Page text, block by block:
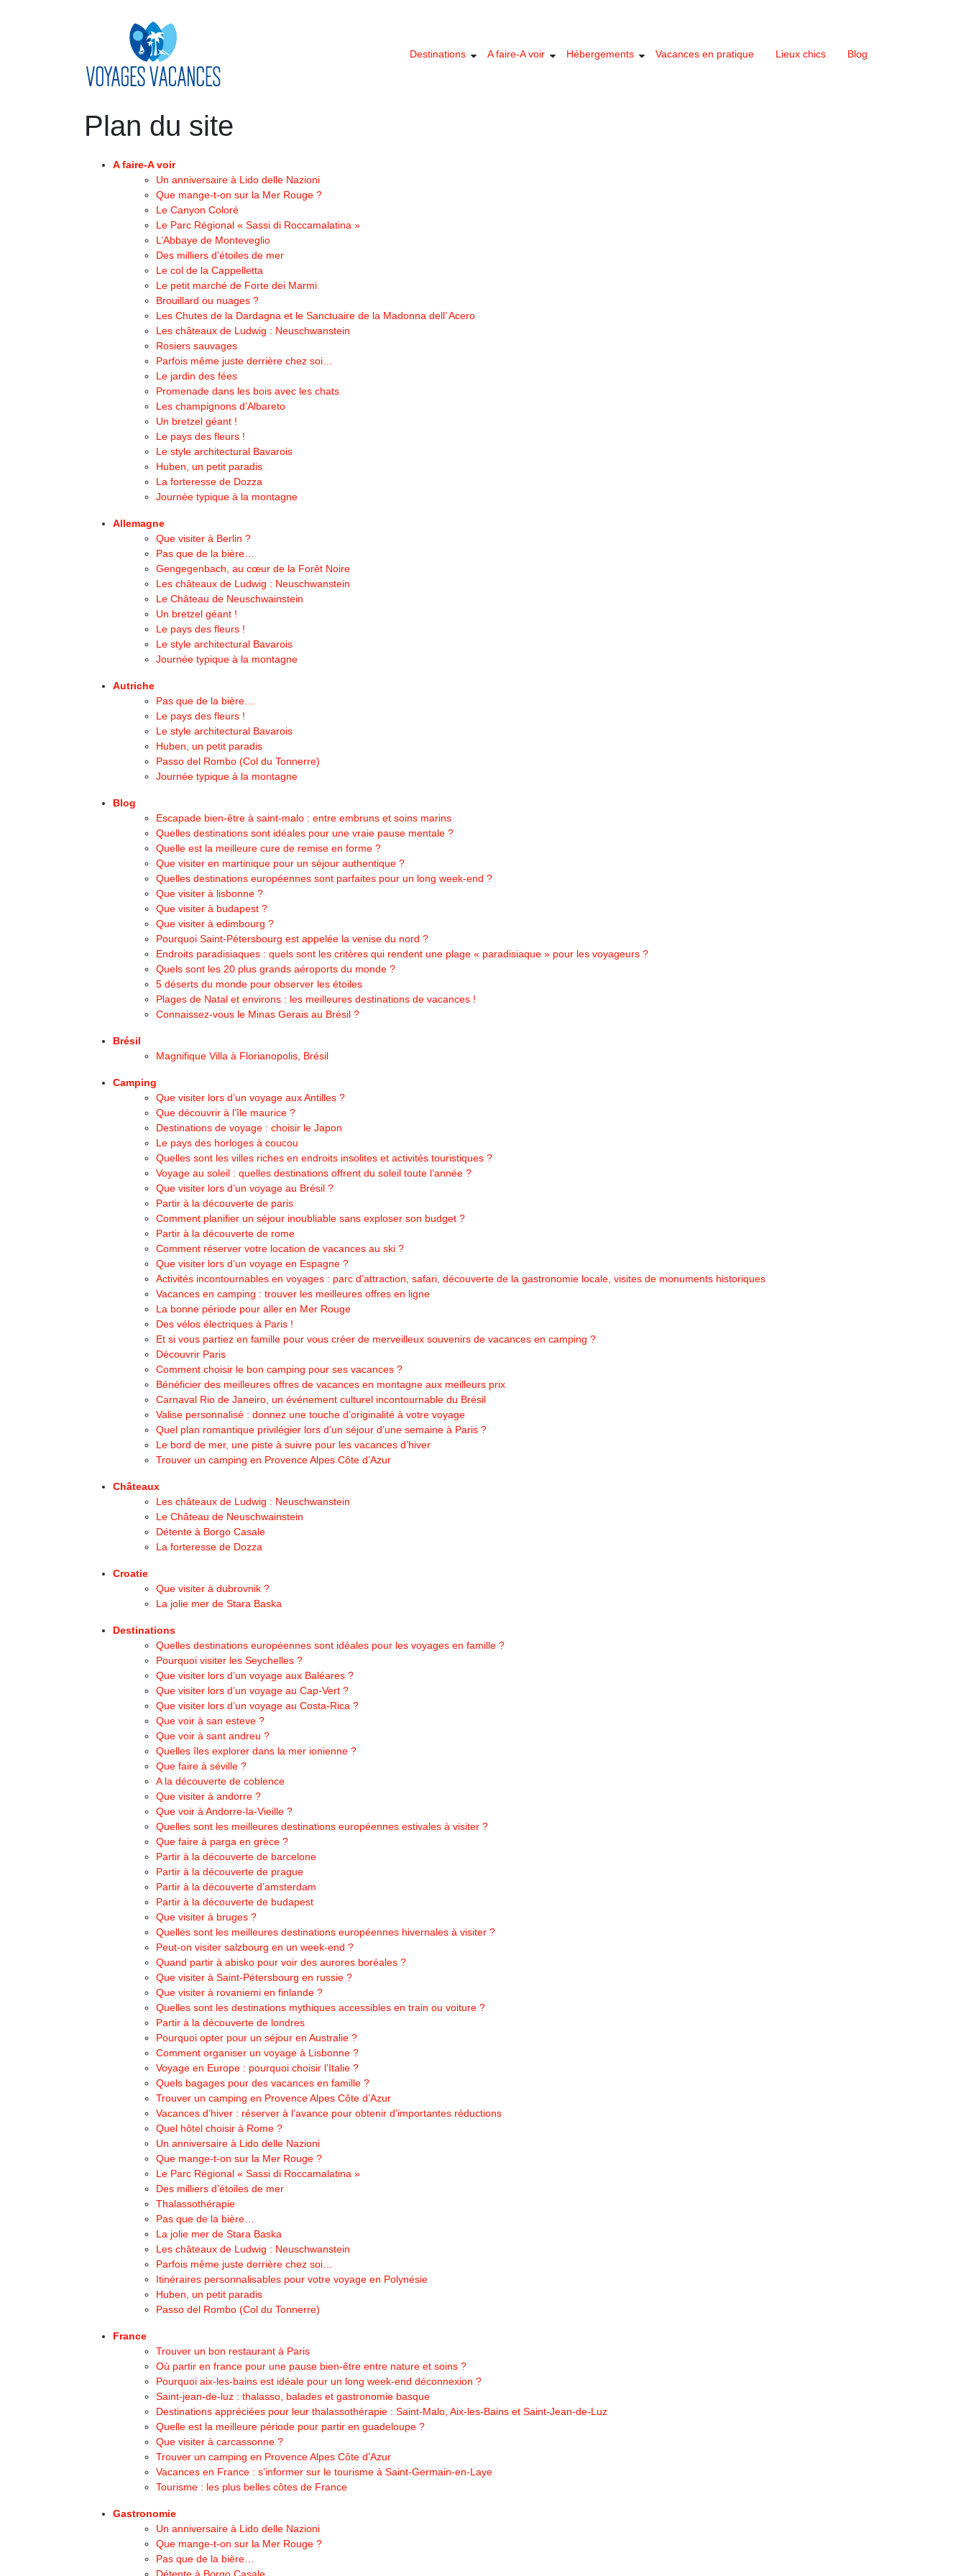
Destinations A faire-A voir Hébergements Vacances en pratique Lieux chics Blog
Plan du site
A faire-A voir
Un anniversaire à Lido delle Nazioni
Que mange-t-on sur la Mer Rouge ?
Le Canyon Coloré
Le Parc Régional « Sassi di Roccamalatina »
L’Abbaye de Monteveglio
Des milliers d’étoiles de mer
Le col de la Cappelletta
Le petit marché de Forte dei Marmi
Brouillard ou nuages ?
Les Chutes de la Dardagna et le Sanctuaire de la Madonna dell’ Acero
Les châteaux de Ludwig : Neuschwanstein
Rosiers sauvages
Parfois même juste derrière chez soi…
Le jardin des fées
Promenade dans les bois avec les chats
Les champignons d’Albareto
Un bretzel géant !
Le pays des fleurs !
Le style architectural Bavarois
Huben, un petit paradis
La forteresse de Dozza
Journée typique à la montagne
Allemagne
Que visiter à Berlin ?
Pas que de la bière…
Gengegenbach, au cœur de la Forêt Noire
Les châteaux de Ludwig : Neuschwanstein
Le Château de Neuschwainstein
Un bretzel géant !
Le pays des fleurs !
Le style architectural Bavarois
Journée typique à la montagne
Autriche
Pas que de la bière…
Le pays des fleurs !
Le style architectural Bavarois
Huben, un petit paradis
Passo del Rombo (Col du Tonnerre)
Journée typique à la montagne
Blog
Escapade bien-être à saint-malo : entre embruns et soins marins
Quelles destinations sont idéales pour une vraie pause mentale ?
Quelle est la meilleure cure de remise en forme ?
Que visiter en martinique pour un séjour authentique ?
Quelles destinations européennes sont parfaites pour un long week-end ?
Que visiter à lisbonne ?
Que visiter à budapest ?
Que visiter à edimbourg ?
Pourquoi Saint-Pétersbourg est appelée la venise du nord ?
Endroits paradisiaques : quels sont les critères qui rendent une plage « paradisiaque » pour les voyageurs ?
Quels sont les 20 plus grands aéroports du monde ?
5 déserts du monde pour observer les étoiles
Plages de Natal et environs : les meilleures destinations de vacances !
Connaissez-vous le Minas Gerais au Brésil ?
Brésil
Magnifique Villa à Florianopolis, Brésil
Camping
Que visiter lors d’un voyage aux Antilles ?
Que découvrir à l’île maurice ?
Destinations de voyage : choisir le Japon
Le pays des horloges à coucou
Quelles sont les villes riches en endroits insolites et activités touristiques ?
Voyage au soleil : quelles destinations offrent du soleil toute l’année ?
Que visiter lors d’un voyage au Brésil ?
Partir à la découverte de paris
Comment planifier un séjour inoubliable sans exploser son budget ?
Partir à la découverte de rome
Comment réserver votre location de vacances au ski ?
Que visiter lors d’un voyage en Espagne ?
Activités incontournables en voyages : parc d’attraction, safari, découverte de la gastronomie locale, visites de monuments historiques
Vacances en camping : trouver les meilleures offres en ligne
La bonne période pour aller en Mer Rouge
Des vélos électriques à Paris !
Et si vous partiez en famille pour vous créer de merveilleux souvenirs de vacances en camping ?
Découvrir Paris
Comment choisir le bon camping pour ses vacances ?
Bénéficier des meilleures offres de vacances en montagne aux meilleurs prix
Carnaval Rio de Janeiro, un événement culturel incontournable du Brésil
Valise personnalisé : donnez une touche d’originalité à votre voyage
Quel plan romantique privilégier lors d’un séjour d’une semaine à Paris ?
Le bord de mer, une piste à suivre pour les vacances d’hiver
Trouver un camping en Provence Alpes Côte d’Azur
Châteaux
Les châteaux de Ludwig : Neuschwanstein
Le Château de Neuschwainstein
Détente à Borgo Casale
La forteresse de Dozza
Croatie
Que visiter à dubrovnik ?
La jolie mer de Stara Baska
Destinations
Quelles destinations européennes sont idéales pour les voyages en famille ?
Pourquoi visiter les Seychelles ?
Que visiter lors d’un voyage aux Baléares ?
Que visiter lors d’un voyage au Cap-Vert ?
Que visiter lors d’un voyage au Costa-Rica ?
Que voir à san esteve ?
Que voir à sant andreu ?
Quelles îles explorer dans la mer ionienne ?
Que faire à séville ?
A la découverte de coblence
Que visiter à andorre ?
Que voir à Andorre-la-Vieille ?
Quelles sont les meilleures destinations européennes estivales à visiter ?
Que faire à parga en grèce ?
Partir à la découverte de barcelone
Partir à la découverte de prague
Partir à la découverte d’amsterdam
Partir à la découverte de budapest
Que visiter à bruges ?
Quelles sont les meilleures destinations européennes hivernales à visiter ?
Peut-on visiter salzbourg en un week-end ?
Quand partir à abisko pour voir des aurores boréales ?
Que visiter à Saint-Pétersbourg en russie ?
Que visiter à rovaniemi en finlande ?
Quelles sont les destinations mythiques accessibles en train ou voiture ?
Partir à la découverte de londres
Pourquoi opter pour un séjour en Australie ?
Comment organiser un voyage à Lisbonne ?
Voyage en Europe : pourquoi choisir l’Italie ?
Quels bagages pour des vacances en famille ?
Trouver un camping en Provence Alpes Côte d’Azur
Vacances d’hiver : réserver à l’avance pour obtenir d’importantes réductions
Quel hôtel choisir à Rome ?
Un anniversaire à Lido delle Nazioni
Que mange-t-on sur la Mer Rouge ?
Le Parc Régional « Sassi di Roccamalatina »
Des milliers d’étoiles de mer
Thalassothérapie
Pas que de la bière…
La jolie mer de Stara Baska
Les châteaux de Ludwig : Neuschwanstein
Parfois même juste derrière chez soi…
Itinéraires personnalisables pour votre voyage en Polynésie
Huben, un petit paradis
Passo del Rombo (Col du Tonnerre)
France
Trouver un bon restaurant à Paris
Où partir en france pour une pause bien-être entre nature et soins ?
Pourquoi aix-les-bains est idéale pour un long week-end déconnexion ?
Saint-jean-de-luz : thalasso, balades et gastronomie basque
Destinations appréciées pour leur thalassothérapie : Saint-Malo, Aix-les-Bains et Saint-Jean-de-Luz
Quelle est la meilleure période pour partir en guadeloupe ?
Que visiter à carcassonne ?
Trouver un camping en Provence Alpes Côte d’Azur
Vacances en France : s’informer sur le tourisme à Saint-Germain-en-Laye
Tourisme : les plus belles côtes de France
Gastronomie
Un anniversaire à Lido delle Nazioni
Que mange-t-on sur la Mer Rouge ?
Pas que de la bière…